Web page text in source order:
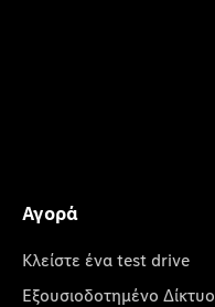
Αγορά
Κλείστε ένα test drive
Εξουσιοδοτημένο Δίκτυο